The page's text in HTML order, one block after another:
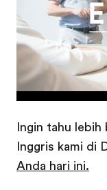
Ingin tahu
Inggris kami di
Anda hari ini.